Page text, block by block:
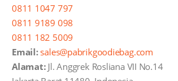
0811 1047 797
0811 9189 098
0811 182 5009
Email: sales@pabrikgoodiebag.com
Alamat:Jl. Anggrek Rosliana VII No.14